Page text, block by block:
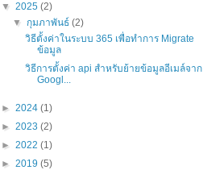
▼ 2025 (2)
▼ กุมภาพันธ์(2)
วิธีตั้งค่าในระบบ 365 เพื่อทำการ Migrate
ข้อมูล
วิธีการตั้งค่า api สำหรับย้ายข้อมูลอีเมล์จาก
Googl...
► 2024 (1)
► 2023 (2)
► 2022 (1)
► 2019 (5)